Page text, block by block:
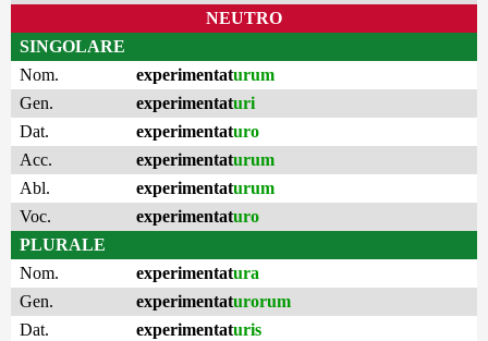
NEUTRO
SINGOLARE
Nom.
experimentaturum
Gen.
experimentaturi
Dat.
experimentaturo
Acc.
experimentaturum
Abl.
experimentaturum
Voc.
experimentaturo
PLURALE
Nom.
experimentatura
Gen.
experimentaturorum
Dat.
experimentaturis